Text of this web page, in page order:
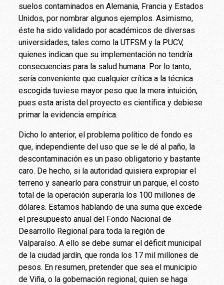
suelos contaminados en Alemania, Francia y Estados
Unidos, por nombrar algunos ejemplos. Asimismo,
éste ha sido validado por académicos de diversas
universidades, tales como la UTFSM y la PUCV,
quienes indican que su implementación no tendría
consecuencias para la salud humana. Por lo tanto,
sería conveniente que cualquier crítica a la técnica
escogida tuviese mayor peso que la mera intuición,
pues esta arista del proyecto es científica y debiese
primar la evidencia empírica.
Dicho lo anterior, el problema político de fondo es
que, independiente del uso que se le dé al paño, la
descontaminación es un paso obligatorio y bastante
caro. De hecho, si la autoridad quisiera expropiar el
terreno y sanearlo para construir un parque, el costo
total de la operación superaría los 100 millones de
dólares. Estamos hablando de una suma que excede
el presupuesto anual del Fondo Nacional de
Desarrollo Regional para toda la región de
Valparaíso. A ello se debe sumar el déficit municipal
de la ciudad jardín, que ronda los 17 mil millones de
pesos. En resumen, pretender que sea el municipio
de Viña, o la gobernación regional, quien se haga